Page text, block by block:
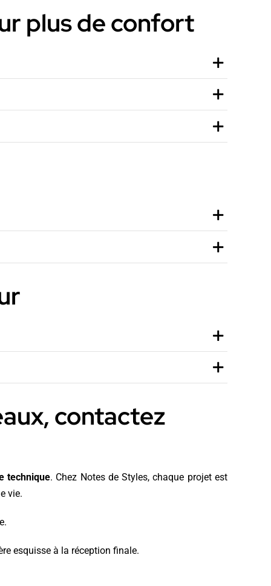
plus de confort
contactez
technique. Chez Notes de Styles, chaque projet est
vie.
.
esquisse à la réception finale.